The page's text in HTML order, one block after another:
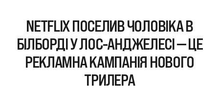
NETFLIX ПОСЕЛИВ ЧОЛОВІКА В
БІЛБОРДІ У ЛОС-АНДЖЕЛЕСІ — ЦЕ
РЕКЛАМНА КАМПАНІЯ НОВОГО
ТРИЛЕРА